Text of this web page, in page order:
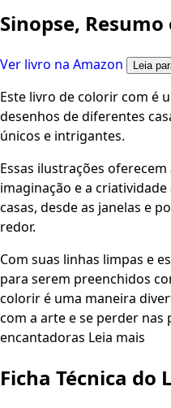
Sinopse,
Ver livro na Amazon Leia
Este livro de colorir com é
desenhos de diferentes
únicos e intrigantes.
Essas ilustrações
imaginação e a
casas, desde as janelas e
redor.
Com suas linhas limpas e
para serem preenchidos
colorir é uma maneira
com a arte e se perder nas
encantadoras Leia mais
Ficha Técnica do